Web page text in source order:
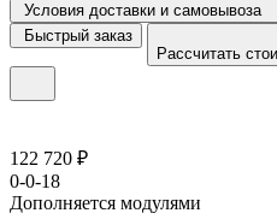
Условия доставки и самовывоза
Быстрый заказ
Рассчитать
122 720 ₽
0-0-18
Дополняется модулями